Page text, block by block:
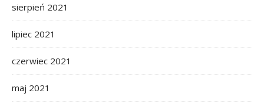
sierpień 2021
lipiec 2021
czerwiec 2021
maj 2021